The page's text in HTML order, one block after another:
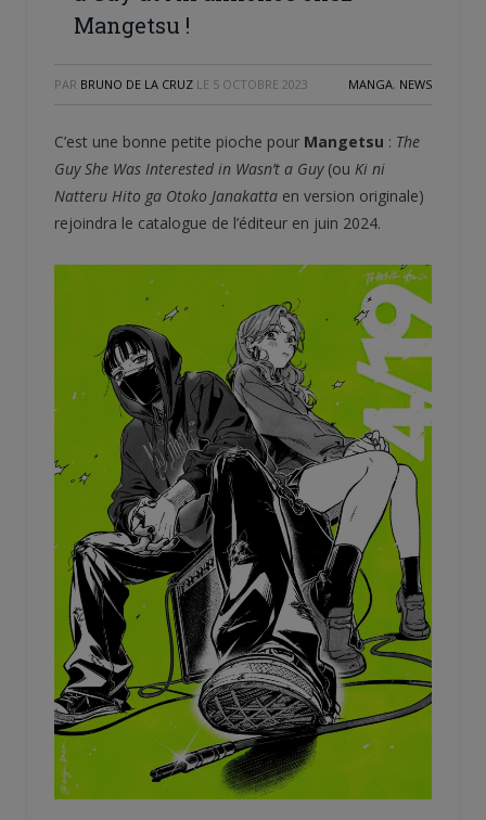
Mangetsu !
PAR BRUNO DE LA CRUZ LE 5 OCTOBRE 2023 MANGA, NEWS
C’est une bonne petite pioche pour Mangetsu : The
Guy She Was Interested in Wasn’t a Guy(ou Ki ni
Natteru Hito ga Otoko Janakatta en version originale)
rejoindra le catalogue de l’éditeur en juin 2024.